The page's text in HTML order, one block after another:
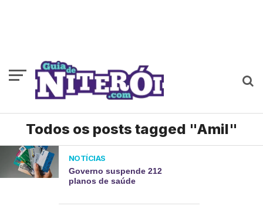
Todos os posts tagged "Amil"
NOTÍCIAS
Governo suspende 212
planos de saúde